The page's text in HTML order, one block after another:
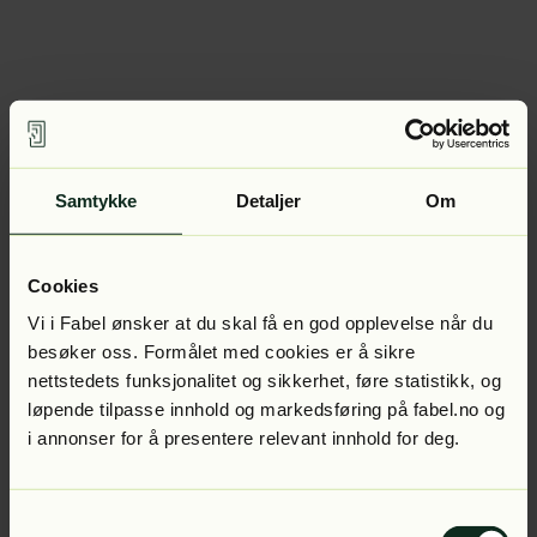
Samtykke Detaljer Om
Cookies
Vi i Fabel ønsker at du skal få en god opplevelse når du
besøker oss. Formålet med cookies er å sikre
nettstedets funksjonalitet og sikkerhet, føre statistikk, og
løpende tilpasse innhold og markedsføring på fabel.no og
i annonser for å presentere relevant innhold for deg.